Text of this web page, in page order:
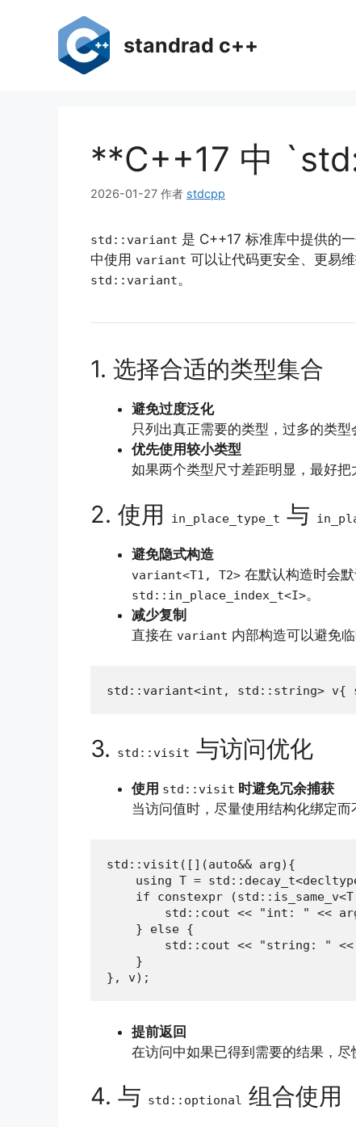
standrad c++
**C++17 中
2026-01-27 作者 stdcpp
std::variant 是 C++17 标准库中提供的
中使用 variant 可以让代码更安全、更易
std::variant。
1. 选择合适的类型集合
避免过度泛化
只列出真正需要的类型，过多的类
优先使用较小类型
如果两个类型尺寸差距明显，最好把
2. 使用 in_place_type_t 与
避免隐式构造
variant<T1, T2> 在默认构造时会
std::in_place_index_t<I>。
减少复制
直接在 variant 内部构造可以避免临
std::variant<int, std::string> v{
3. std::visit 与访问优化
使用 std::visit 时避免冗余捕获
当访问值时，尽量使用结构化绑定
std::visit([](auto&& arg){
using T =
if constexpr
std::cout << "int: " <<
    } else {
std::cout << "string: "
    }
}, v);
提前返回
在访问中如果已得到需要的结果，尽
4. 与 std::optional 组合使用